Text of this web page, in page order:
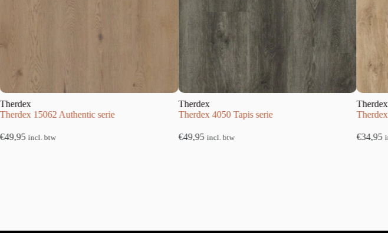
Authentic serie
Therdex 4050 Tapis serie
incl. btw
Therdex 4270
incl. btw